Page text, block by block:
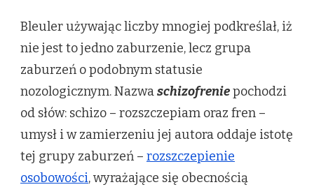
Bleuler używając liczby mnogiej podkreślał, iż
nie jest to jedno zaburzenie, lecz grupa
zaburzeń o podobnym statusie
nozologicznym. Nazwaschizofreniepochodzi
od słów: schizo – rozszczepiam oraz fren –
umysł i w zamierzeniu jej autora oddaje istotę
tej grupy zaburzeń – rozszczepienie
osobowości, wyrażające się obecnością